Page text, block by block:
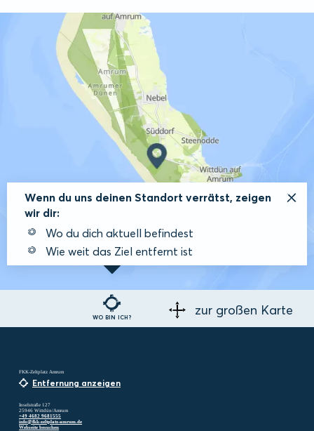
WO BIN ICH?
Wenn du uns deinen Standort verrätst, zeigen
wir dir:
Wo du dich aktuell befindest
Wie weit das Ziel entfernt ist
zur großen Karte
FKK-Zeltplatz Amrum
Entfernung anzeigen
Inselstraße 127
25946 Wittdün/Amrum
+49 4682 9681555
info@fkk-zeltplatz-amrum.de
Webseite besuchen